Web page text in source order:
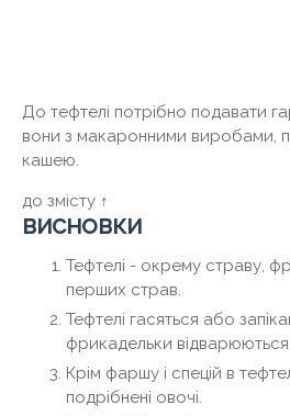
До тефтелі потрібно подавати
вони з макаронними виробами,
кашею.
до змісту ↑
висновки
Тефтелі - окрему страву,
перших страв.
Тефтелі гасяться або
фрикадельки відварюються
Крім фаршу і спецій в
подрібнені овочі.